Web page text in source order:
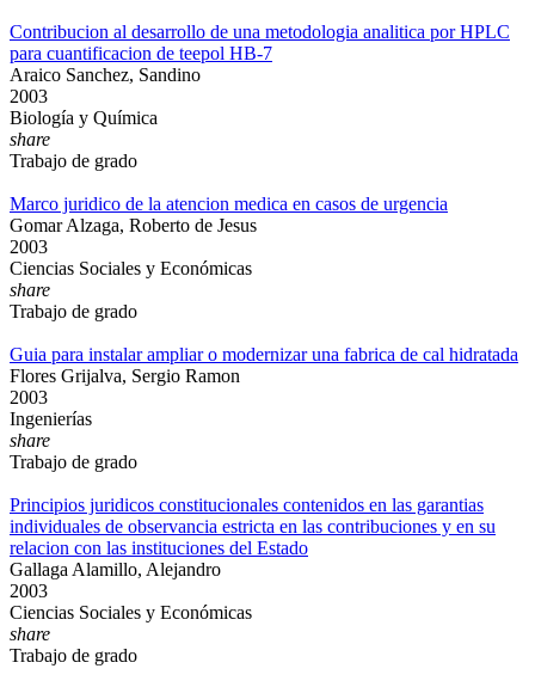
Contribucion al desarrollo de una metodologia analitica por HPLC
para cuantificacion de teepol HB-7
Araico Sanchez, Sandino
2003
Biología y Química
share
Trabajo de grado
Marco juridico de la atencion medica en casos de urgencia
Gomar Alzaga, Roberto de Jesus
2003
Ciencias Sociales y Económicas
share
Trabajo de grado
Guia para instalar ampliar o modernizar una fabrica de cal hidratada
Flores Grijalva, Sergio Ramon
2003
Ingenierías
share
Trabajo de grado
Principios juridicos constitucionales contenidos en las garantias
individuales de observancia estricta en las contribuciones y en su
relacion con las instituciones del Estado
Gallaga Alamillo, Alejandro
2003
Ciencias Sociales y Económicas
share
Trabajo de grado